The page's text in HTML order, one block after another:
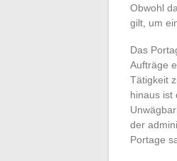
Obwohl
gilt, um
Das
Aufträge
Tätigkeit
hinaus ist
der
Portage